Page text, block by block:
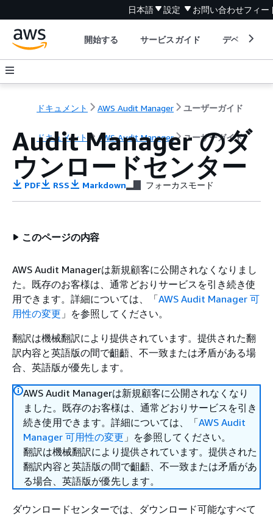
日本語 設定 お問い合わせフィー
開始する サービスガイド デベロッパ
ドキュメント AWS Audit Manager ユーザーガイド
ドキュメント AWS Audit Manager ユーザーガイド
Audit Manager のダ
ウンロードセンター
PDF RSS Markdown フォーカスモード
このページの内容
AWS Audit Managerは新規顧客に公開されなくなりまし
た。既存のお客様は、通常どおりサービスを引き続き使
用できます。詳細については、「AWS Audit Manager 可
用性の変更 」を参照してください。
翻訳は機械翻訳により提供されています。提供された翻
訳内容と英語版の間で齟齬、不一致または矛盾がある場
合、英語版が優先します。
AWS Audit Managerは新規顧客に公開されなくなり
ました。既存のお客様は、通常どおりサービスを引き
続き使用できます。詳細については、「AWS Audit
Manager 可用性の変更 」を参照してください。
翻訳は機械翻訳により提供されています。提供された
翻訳内容と英語版の間で齟齬、不一致または矛盾があ
る場合、英語版が優先します。
ダウンロードセンターでは、ダウンロード可能なすべて